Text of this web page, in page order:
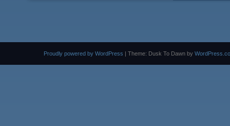
Proudly powered by WordPress | Theme: Dusk To Dawn by